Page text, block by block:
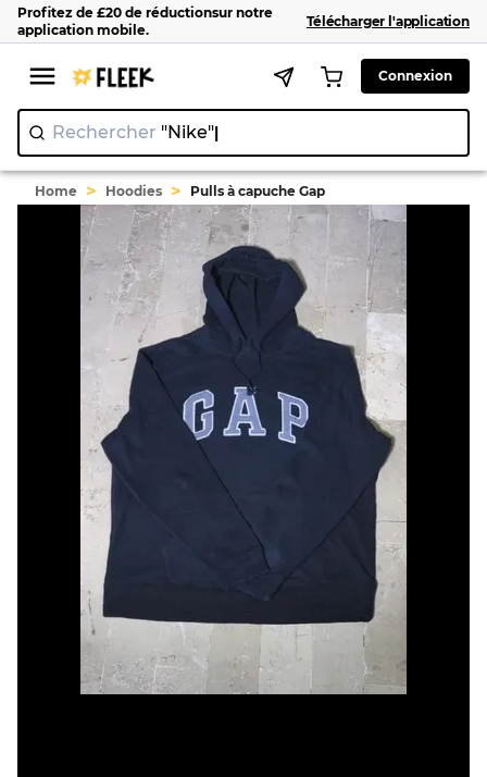
Profitez de £20 de réductionsur notre
application mobile. Télécharger l'application
Connexion
Rechercher "Nike"|
Home > Hoodies > Pulls à capuche Gap